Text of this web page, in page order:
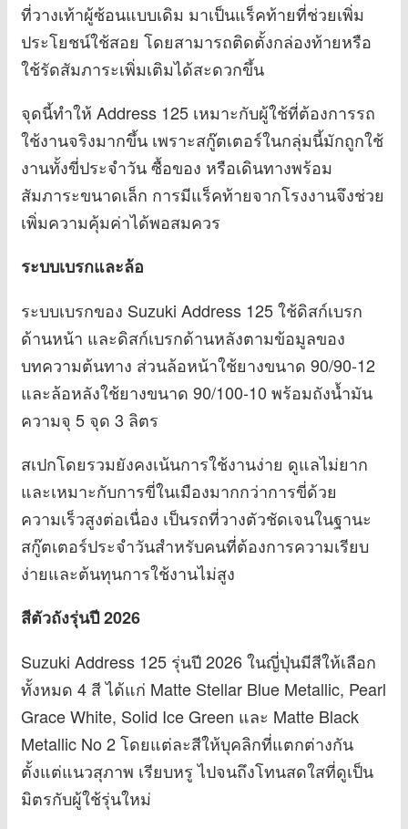
ที่วางเท้าผู้ซ้อนแบบเดิม มาเป็นแร็คท้ายที่ช่วยเพิ่ม
ประโยชน์ใช้สอย โดยสามารถติดตั้งกล่องท้ายหรือ
ใช้รัดสัมภาระเพิ่มเติมได้สะดวกขึ้น
จุดนี้ทำให้ Address 125 เหมาะกับผู้ใช้ที่ต้องการรถ
ใช้งานจริงมากขึ้น เพราะสกู๊ตเตอร์ในกลุ่มนี้มักถูกใช้
งานทั้งขี่ประจำวัน ซื้อของ หรือเดินทางพร้อม
สัมภาระขนาดเล็ก การมีแร็คท้ายจากโรงงานจึงช่วย
เพิ่มความคุ้มค่าได้พอสมควร
ระบบเบรกและล้อ
ระบบเบรกของ Suzuki Address 125 ใช้ดิสก์เบรก
ด้านหน้า และดิสก์เบรกด้านหลังตามข้อมูลของ
บทความต้นทาง ส่วนล้อหน้าใช้ยางขนาด 90/90-12
และล้อหลังใช้ยางขนาด 90/100-10 พร้อมถังน้ำมัน
ความจุ 5 จุด 3 ลิตร
สเปกโดยรวมยังคงเน้นการใช้งานง่าย ดูแลไม่ยาก
และเหมาะกับการขี่ในเมืองมากกว่าการขี่ด้วย
ความเร็วสูงต่อเนื่อง เป็นรถที่วางตัวชัดเจนในฐานะ
สกู๊ตเตอร์ประจำวันสำหรับคนที่ต้องการความเรียบ
ง่ายและต้นทุนการใช้งานไม่สูง
สีตัวถังรุ่นปี 2026
Suzuki Address 125 รุ่นปี 2026 ในญี่ปุ่นมีสีให้เลือก
ทั้งหมด 4 สี ได้แก่ Matte Stellar Blue Metallic, Pearl
Grace White, Solid Ice Green และ Matte Black
Metallic No 2 โดยแต่ละสีให้บุคลิกที่แตกต่างกัน
ตั้งแต่แนวสุภาพ เรียบหรู ไปจนถึงโทนสดใสที่ดูเป็น
มิตรกับผู้ใช้รุ่นใหม่